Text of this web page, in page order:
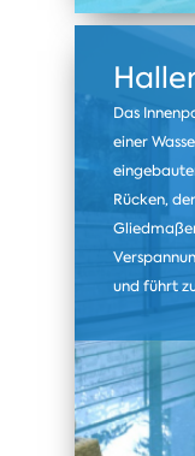
Das
einer
Rücken,
und führt